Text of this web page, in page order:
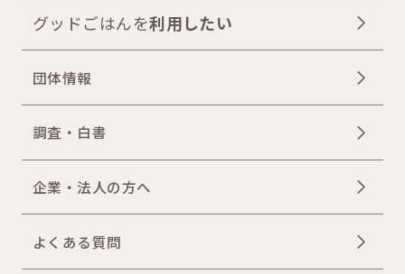
グッドごはんを利用したい
団体情報
調査・白書
企業・法人の方へ
よくある質問